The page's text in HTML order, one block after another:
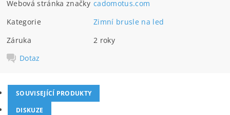
Webová stránka značky cadomotus.com
Kategorie
Zimní brusle na led
Záruka
2 roky
Dotaz
SOUVISEJÍCÍ PRODUKTY
DISKUZE